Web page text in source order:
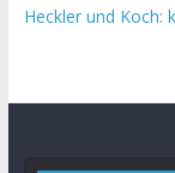
Heckler und Koch: